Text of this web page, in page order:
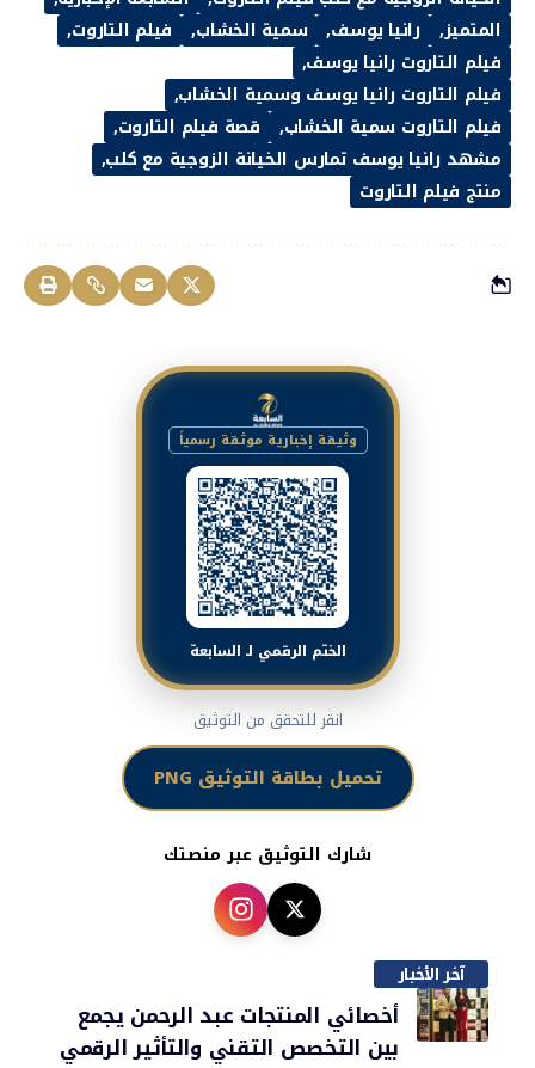
المتميز
رانيا يوسف سمية الخشاب
فيلم التاروت
فيلم التاروت رانيا يوسف
فيلم التاروت رانيا يوسف وسمية الخشاب
فيلم التاروت سمية الخشاب
قصة فيلم التاروت
مشهد رانيا يوسف تمارس الخيانة الزوجية مع كلب
منتج فيلم التاروت
وثيقة إخبارية موثقة رسمياً
الختم الرقمي لـ السابعة
انقر للتحقق من التوثيق
تحميل بطاقة التوثيق PNG
شارك التوثيق عبر منصتك
آخر الأخبار
أخصائي المنتجات عبد الرحمن يجمع
بين التخصص التقني والتأثير الرقمي